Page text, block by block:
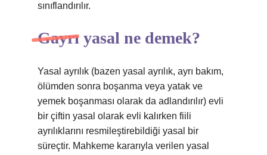
sınıflandırılır.
Gayrı yasal ne demek?
Yasal ayrılık (bazen yasal ayrılık, ayrı bakım,
ölümden sonra boşanma veya yatak ve
yemek boşanması olarak da adlandırılır) evli
bir çiftin yasal olarak evli kalırken fiili
ayrılıklarını resmileştirebildiği yasal bir
süreçtir. Mahkeme kararıyla verilen yasal